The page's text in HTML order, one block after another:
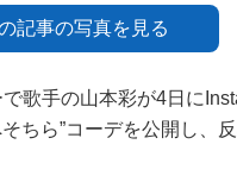
記事の写真を見る
歌手の山本彩が4日に
ちら”コーデを公開し、